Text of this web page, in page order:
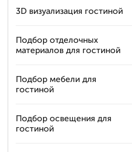
3D визуализация гостиной
Подбор отделочных
материалов для гостиной
Подбор мебели для
гостиной
Подбор освещения для
гостиной